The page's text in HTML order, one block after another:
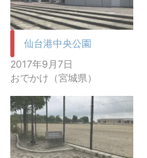
仙台港中央公園
2017年9月7日
おでかけ（宮城県）